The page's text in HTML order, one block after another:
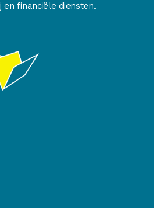
financiële diensten.